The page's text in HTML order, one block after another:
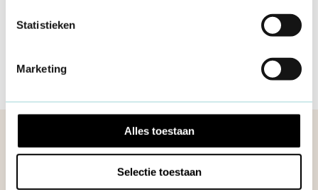
Statistieken
Marketing
Alles toestaan
Selectie toestaan
Meer opinies